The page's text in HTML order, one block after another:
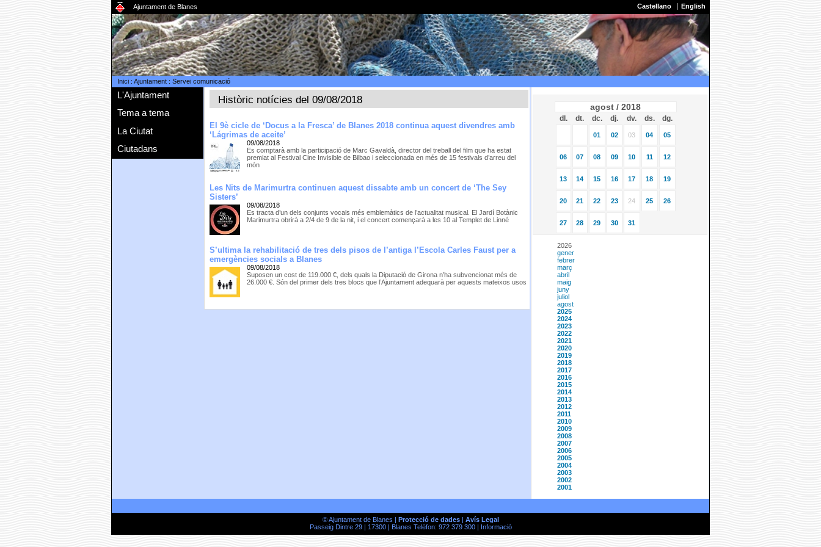
Ajuntament de Blanes Castellano English
Inici: Ajuntament: Servei comunicació
L'Ajuntament
Tema a tema
La Ciutat
Ciutadans
Històric notícies del 09/08/2018
El 9è cicle de ‘Docus a la Fresca’ de Blanes 2018 continua aquest divendres amb
‘Lágrimas de aceite’
09/08/2018
Es comptarà amb la participació de Marc Gavaldà, director del treball del film que ha estat
premiat al Festival Cine Invisible de Bilbao i seleccionada en més de 15 festivals d’arreu del
món
Les Nits de Marimurtra continuen aquest dissabte amb un concert de ‘The Sey
Sisters’
09/08/2018
Es tracta d’un dels conjunts vocals més emblemàtics de l’actualitat musical. El Jardí Botànic
Marimurtra obrirà a 2/4 de 9 de la nit, i el concert començarà a les 10 al Templet de Linné
S’ultima la rehabilitació de tres dels pisos de l’antiga l’Escola Carles Faust per a
emergències socials a Blanes
09/08/2018
Suposen un cost de 119.000 €, dels quals la Diputació de Girona n’ha subvencionat més de
26.000 €. Són del primer dels tres blocs que l’Ajuntament adequarà per aquests mateixos usos
agost / 2018
dl. dt. dc. dj. dv. ds. dg.
01 02 03 04 05
06 07 08 09 10 11 12
13 14 15 16 17 18 19
20 21 22 23 24 25 26
27 28 29 30 31
2026
gener
febrer
març
abril
maig
juny
juliol
agost
2025
2024
2023
2022
2021
2020
2019
2018
2017
2016
2015
2014
2013
2012
2011
2010
2009
2008
2007
2006
2005
2004
2003
2002
2001
© Ajuntament de Blanes | Protecció de dades| Avís Legal
Passeig Dintre 29 | 17300 | Blanes Telèfon: 972 379 300 |
Informació